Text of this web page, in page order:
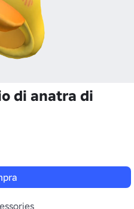
di anatra di